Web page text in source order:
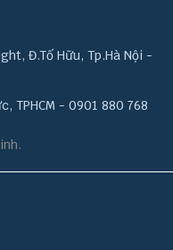
Đ.Tố Hữu, Tp.Hà Nội -
TPHCM - 0901 880 768